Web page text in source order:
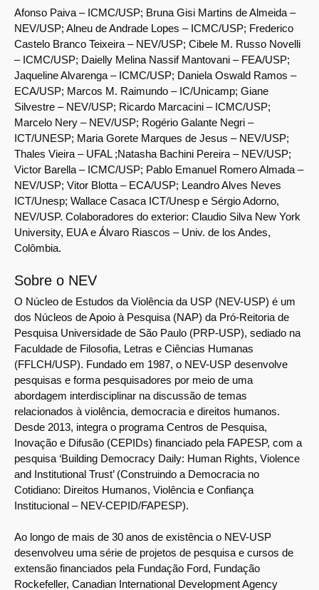
Afonso Paiva – ICMC/USP; Bruna Gisi Martins de Almeida –
NEV/USP; Alneu de Andrade Lopes – ICMC/USP; Frederico
Castelo Branco Teixeira – NEV/USP; Cibele M. Russo Novelli
– ICMC/USP; Daielly Melina Nassif Mantovani – FEA/USP;
Jaqueline Alvarenga – ICMC/USP; Daniela Oswald Ramos –
ECA/USP; Marcos M. Raimundo – IC/Unicamp; Giane
Silvestre – NEV/USP; Ricardo Marcacini – ICMC/USP;
Marcelo Nery – NEV/USP; Rogério Galante Negri –
ICT/UNESP; Maria Gorete Marques de Jesus – NEV/USP;
Thales Vieira – UFAL ;Natasha Bachini Pereira – NEV/USP;
Victor Barella – ICMC/USP; Pablo Emanuel Romero Almada –
NEV/USP; Vitor Blotta – ECA/USP; Leandro Alves Neves
ICT/Unesp; Wallace Casaca ICT/Unesp e Sérgio Adorno,
NEV/USP. Colaboradores do exterior: Claudio Silva New York
University, EUA e Álvaro Riascos – Univ. de los Andes,
Colômbia.
Sobre o NEV
O Núcleo de Estudos da Violência da USP (NEV-USP) é um
dos Núcleos de Apoio à Pesquisa (NAP) da Pró-Reitoria de
Pesquisa Universidade de São Paulo (PRP-USP), sediado na
Faculdade de Filosofia, Letras e Ciências Humanas
(FFLCH/USP). Fundado em 1987, o NEV-USP desenvolve
pesquisas e forma pesquisadores por meio de uma
abordagem interdisciplinar na discussão de temas
relacionados à violência, democracia e direitos humanos.
Desde 2013, integra o programa Centros de Pesquisa,
Inovação e Difusão (CEPIDs) financiado pela FAPESP, com a
pesquisa ‘Building Democracy Daily: Human Rights, Violence
and Institutional Trust’ (Construindo a Democracia no
Cotidiano: Direitos Humanos, Violência e Confiança
Institucional – NEV-CEPID/FAPESP).
Ao longo de mais de 30 anos de existência o NEV-USP
desenvolveu uma série de projetos de pesquisa e cursos de
extensão financiados pela Fundação Ford, Fundação
Rockefeller, Canadian International Development Agency